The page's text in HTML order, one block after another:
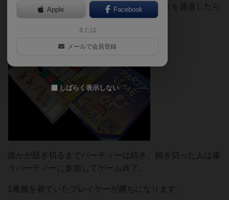
飲んだらボトル瓶が移動していき、星のマスを通過したら
気持ち良くなって脱いでしまいます。
誰かが脱ぎ切るまでパーティーは続き、脱ぎ切った人は違
うパーティーに参加してゲーム終了。
1番服を着ていたプレイヤーが勝ちになります。
Apple Facebook
または
メールで会員登録
しばらく表示しない